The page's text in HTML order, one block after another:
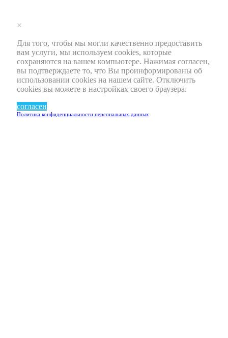
×
Для того, чтобы мы могли качественно предоставить
вам услуги, мы используем cookies, которые
сохраняются на вашем компьютере. Нажимая согласен,
вы подтверждаете то, что Вы проинформированы об
использовании cookies на нашем сайте. Отключить
cookies вы можете в настройках своего браузера.
согласен
Политика конфиденциальности персональных данных